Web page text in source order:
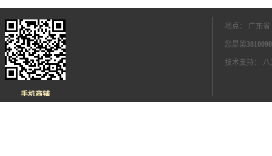
手机商铺
地点： 广东
您是第3810090
技术支持： 八